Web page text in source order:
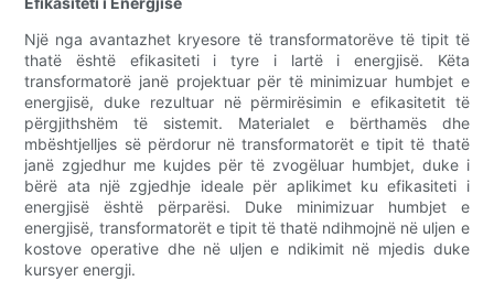
Një nga avantazhet kryesore të transformatorëve të tipit të
thatë është efikasiteti i tyre i lartë i energjisë. Këta
transformatorë janë projektuar për të minimizuar humbjet e
energjisë, duke rezultuar në përmirësimin e efikasitetit të
përgjithshëm të sistemit. Materialet e bërthamës dhe
mbështjelljes së përdorur në transformatorët e tipit të thatë
janë zgjedhur me kujdes për të zvogëluar humbjet, duke i
bërë ata një zgjedhje ideale për aplikimet ku efikasiteti i
energjisë është përparësi. Duke minimizuar humbjet e
energjisë, transformatorët e tipit të thatë ndihmojnë në uljen e
kostove operative dhe në uljen e ndikimit në mjedis duke
kursyer energji.